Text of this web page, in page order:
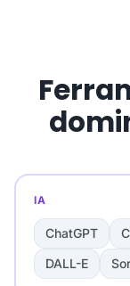
IA
ChatGPT
DALL-E